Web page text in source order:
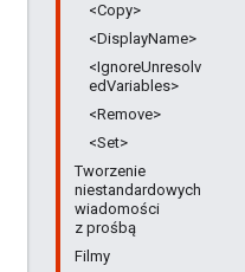
<Copy>
<DisplayName>
<IgnoreUnresolv
edVariables>
<Remove>
<Set>
Tworzenie
niestandardowych
wiadomości
z prośbą
Filmy